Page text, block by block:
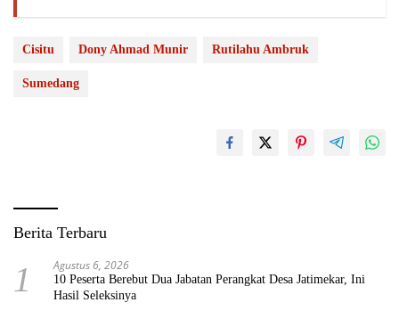
Cisitu Dony Ahmad Munir Rutilahu Ambruk
Sumedang
Berita Terbaru
1 Agustus 6, 2026
10 Peserta Berebut Dua Jabatan Perangkat Desa Jatimekar, Ini
Hasil Seleksinya